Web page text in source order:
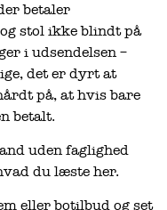
betaler
stol ikke blindt på
i udsendelsen –
det er dyrt at
på, at hvis bare
betalt.
uden faglighed
du læste her.
eller botilbud og set